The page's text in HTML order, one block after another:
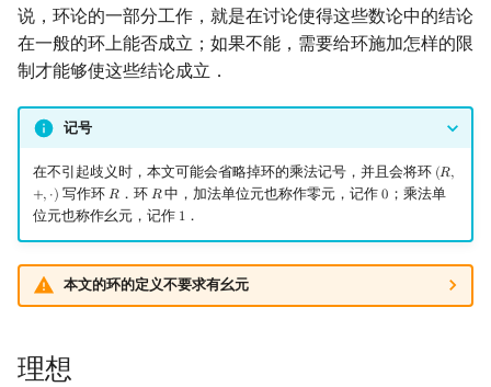
致谢 CLion
GUIDE
Sublime Text
Testlib
Polygon
OJ 工具
LaTeX 入门
Git
pb_ds
Java 进阶 堆排序
锦标赛排序
Tim 排序
二分
倍增
构造
回溯法
Dancing Links
Alpha–Beta 剪枝
优化
数位 DP
插头 DP
计数 DP
动态 DP
概率 DP
DP 套 DP
DP 优化
Z 函数（扩展 KMP）
AC 自动机
后缀数组 (SA)
后缀自动机 (SAM)
后缀平衡树
广义后缀自动机
后缀树
费马小定理 & 欧拉定理
模逆元
线性同余方程
中国剩余定理
升幂引理
阶乘取模
卢卡斯定理
多项式初等函数
常系数齐次线性递推
多项式平移|连续点值平移
符号化方法
Lagrange 反演
形式幂级数复合|复合逆
普通生成函数
伯努利数
Entringer Number
Eulerian Number
分拆数
范德蒙德卷积
Pólya 计数
图论计数
线性映射
特征多项式
对角化
Jordan标准型
整除关系
欧几里得整环
主理想整环
唯一分解整环
例子：二次整数环
多项式环
域上的多项式环
单调栈
单调队列
ST 表
树状数组
线段树
划分树
二叉搜索树 & 平衡树
红黑树
树分治
树哈希
树上随机游走
最短路问题
生成树问题
斯坦纳树
拆点
连通性相关
环计数问题
最小环
旋转卡壳
半平面交
平面最近点对
随机增量法
反演变换
计算几何杂项
计算理论基础
字节顺序
约瑟夫问题
表达式求值
在一台机器上规划任务
主元素问题
Garsia–Wachs 算法
说，环论的一部分工作，就是在讨论使得这些数论中的结论
在一般的环上能否成立；如果不能，需要给环施加怎样的限
制才能够使这些结论成立．
记号
在不引起歧义时，本文可能会省略掉环的乘法记号，并且会将环 (𝑅,
+, ⋅)
(R,+
写作环 𝑅
R．环 𝑅
R中，加法单位元也称作零元，记作0
0 ；乘法单
位元也称作幺元，记作 1
1．
本文的环的定义不要求有幺元
理想